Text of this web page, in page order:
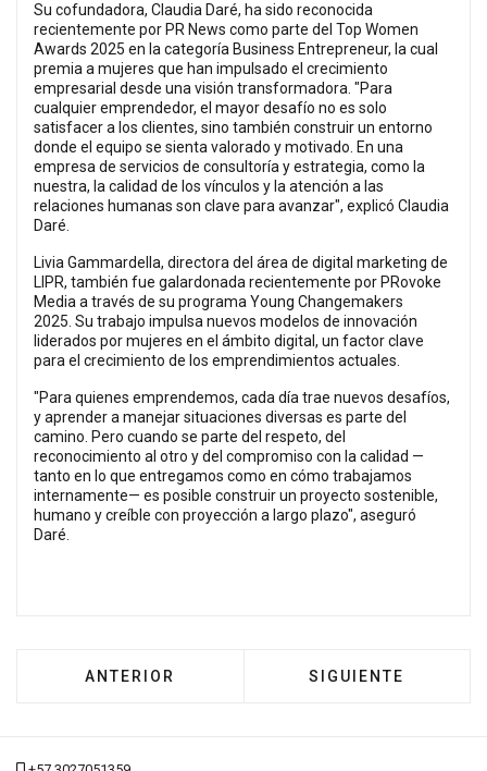
Su cofundadora, Claudia Daré, ha sido reconocida
recientemente por PR News como parte del Top Women
Awards 2025 en la categoría Business Entrepreneur, la cual
premia a mujeres que han impulsado el crecimiento
empresarial desde una visión transformadora. "Para
cualquier emprendedor, el mayor desafío no es solo
satisfacer a los clientes, sino también construir un entorno
donde el equipo se sienta valorado y motivado. En una
empresa de servicios de consultoría y estrategia, como la
nuestra, la calidad de los vínculos y la atención a las
relaciones humanas son clave para avanzar", explicó Claudia
Daré.
Livia Gammardella, directora del área de digital marketing de
LIPR, también fue galardonada recientemente por PRovoke
Media a través de su programa Young Changemakers
2025. Su trabajo impulsa nuevos modelos de innovación
liderados por mujeres en el ámbito digital, un factor clave
para el crecimiento de los emprendimientos actuales.
"Para quienes emprendemos, cada día trae nuevos desafíos,
y aprender a manejar situaciones diversas es parte del
camino. Pero cuando se parte del respeto, del
reconocimiento al otro y del compromiso con la calidad —
tanto en lo que entregamos como en cómo trabajamos
internamente— es posible construir un proyecto sostenible,
humano y creíble con proyección a largo plazo", aseguró
Daré.
ARTÍCULO ANTERIOR: LLEGA A BOGOTÁ LA
ANTERIOR ARTÍCULO
SIGUIENTE